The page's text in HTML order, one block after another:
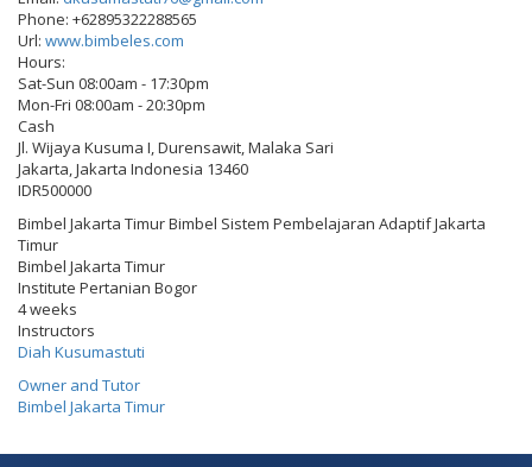
Phone: +62895322288565
Url: www.bimbeles.com
Hours:
Sat-Sun 08:00am - 17:30pm
Mon-Fri 08:00am - 20:30pm
Cash
Jl. Wijaya Kusuma I, Durensawit, Malaka Sari
Jakarta,Jakarta Indonesia 13460
IDR500000
Bimbel Jakarta Timur Bimbel Sistem Pembelajaran Adaptif Jakarta
Timur
Bimbel Jakarta Timur
Institute Pertanian Bogor
4 weeks
Instructors
Diah Kusumastuti
Owner and Tutor
Bimbel Jakarta Timur